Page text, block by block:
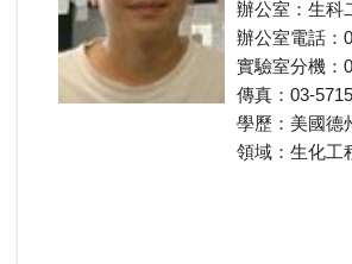
辦公室：生科
辦公室電話：
實驗室分機：
傳真：03-
學歷：美國德
領域：生化工